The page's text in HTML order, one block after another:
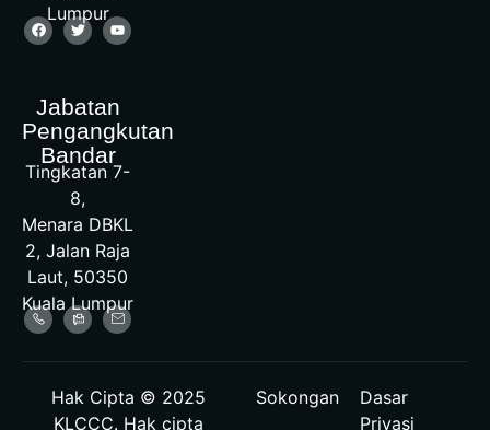
Lumpur
Jabatan
Pengangkutan
Bandar
Tingkatan 7-
8,
Menara DBKL
2, Jalan Raja
Laut, 50350
Kuala Lumpur
Hak Cipta © 2025
KLCCC. Hak cipta
Sokongan
Dasar
Privasi